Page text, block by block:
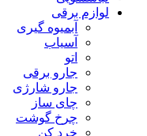
لوازم برقی
آبمیوه گیری
آسیاب
اتو
جارو برقی
جارو شارژی
چای ساز
چرخ گوشت
خرد کن